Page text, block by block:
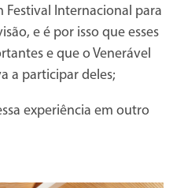
Festival Internacional para
e é por isso que esses
e que o Venerável
a participar deles;
experiência em outro